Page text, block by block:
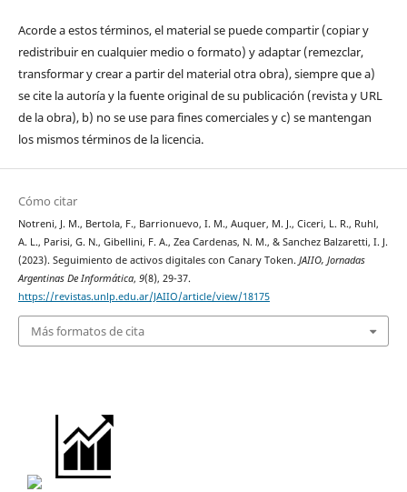
Acorde a estos términos, el material se puede compartir (copiar y
redistribuir en cualquier medio o formato) y adaptar (remezclar,
transformar y crear a partir del material otra obra), siempre que a)
se cite la autoría y la fuente original de su publicación (revista y URL
de la obra), b) no se use para fines comerciales y c) se mantengan
los mismos términos de la licencia.
Cómo citar
Notreni, J. M., Bertola, F., Barrionuevo, I. M., Auquer, M. J., Ciceri, L. R., Ruhl,
A. L., Parisi, G. N., Gibellini, F. A., Zea Cardenas, N. M., & Sanchez Balzaretti, I. J.
(2023). Seguimiento de activos digitales con Canary Token. JAIIO, Jornadas
Argentinas De Informática, 9(8), 29-37.
https://revistas.unlp.edu.ar/JAIIO/article/view/18175
Más formatos de cita